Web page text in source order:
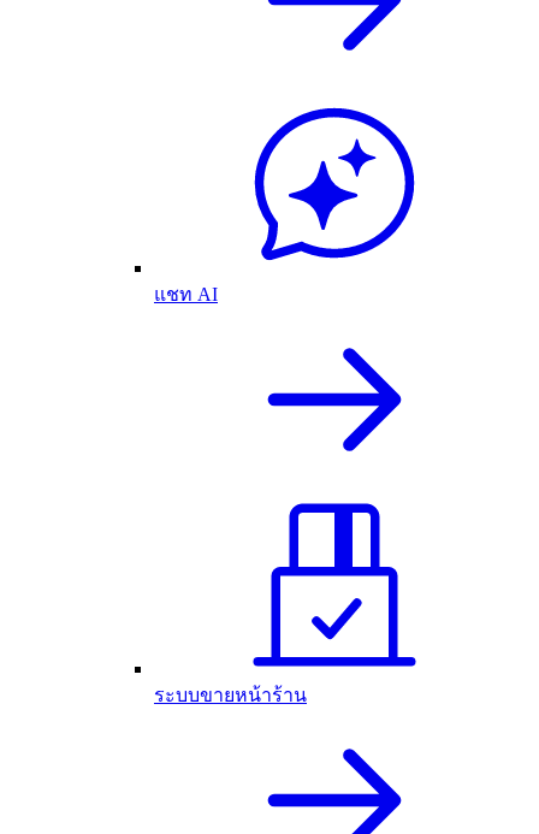
แชท AI
ระบบขายหน้าร้าน